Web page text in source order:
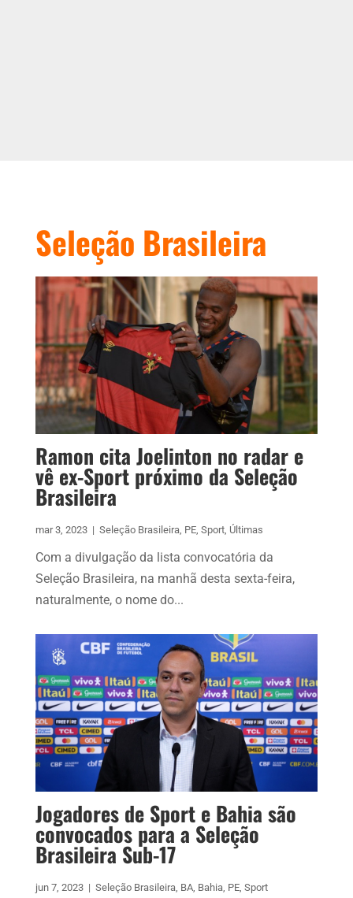
Seleção Brasileira
Ramon cita Joelinton no radar e
vê ex-Sport próximo da Seleção
Brasileira
mar 3, 2023 | Seleção Brasileira, PE, Sport, Últimas
Com a divulgação da lista convocatória da
Seleção Brasileira, na manhã desta sexta-feira,
naturalmente, o nome do...
Jogadores de Sport e Bahia são
convocados para a Seleção
Brasileira Sub-17
jun 7, 2023 | Seleção Brasileira, BA, Bahia, PE, Sport